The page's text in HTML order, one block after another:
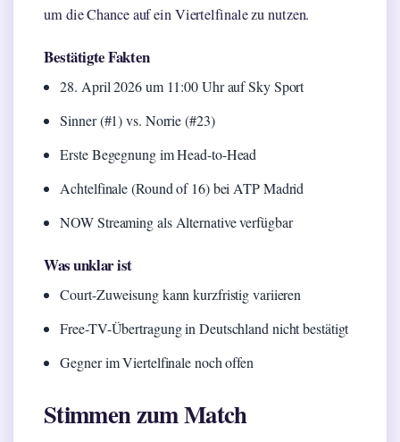
um die Chance auf ein Viertelfinale zu nutzen.
Bestätigte Fakten
28. April 2026 um 11:00 Uhr auf Sky Sport
Sinner (#1) vs. Norrie (#23)
Erste Begegnung im Head-to-Head
Achtelfinale (Round of 16) bei ATP Madrid
NOW Streaming als Alternative verfügbar
Was unklar ist
Court-Zuweisung kann kurzfristig variieren
Free-TV-Übertragung in Deutschland nicht bestätigt
Gegner im Viertelfinale noch offen
Stimmen zum Match